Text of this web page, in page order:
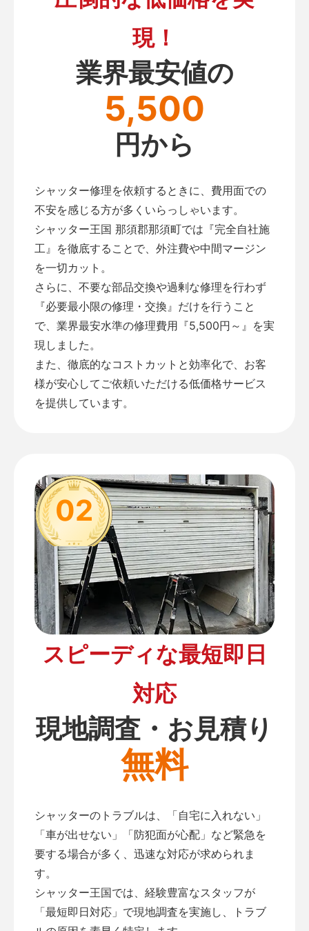
現！
業界最安値の
5,500
円から
シャッター修理を依頼するときに、費用面での
不安を感じる方が多くいらっしゃいます。
シャッター王国 那須郡那須町では『完全自社施
工』を徹底することで、外注費や中間マージン
を一切カット。
さらに、不要な部品交換や過剰な修理を行わず
『必要最小限の修理・交換』だけを行うこと
で、業界最安水準の修理費用『5,500円～』を実
現しました。
また、徹底的なコストカットと効率化で、お客
様が安心してご依頼いただける低価格サービス
を提供しています。
02
スピーディな最短即日
対応
現地調査・お見積り
無料
シャッターのトラブルは、「自宅に入れない」
「車が出せない」「防犯面が心配」など緊急を
要する場合が多く、迅速な対応が求められま
す。
シャッター王国では、経験豊富なスタッフが
「最短即日対応」で現地調査を実施し、トラブ